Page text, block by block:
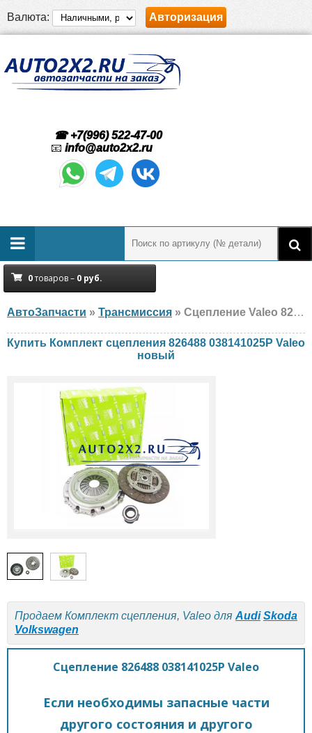
Валюта: Авторизация
☎ +7(996) 522-47-00
📧 info@auto2x2.ru
0товаров – 0 руб.
АвтоЗапчасти » Трансмиссия » Сцепление Valeo 826488 038141025P Audi, Skoda, Volkswagen, новый
Купить Комплект сцепления 826488 038141025P Valeo
новый
Продаем Комплект сцепления, Valeo для Audi Skoda
Volkswagen
Сцепление 826488 038141025P Valeo
Если необходимы запасные части
другого состояния и другого